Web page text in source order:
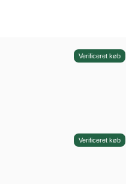
Verificeret køb
Verificeret køb